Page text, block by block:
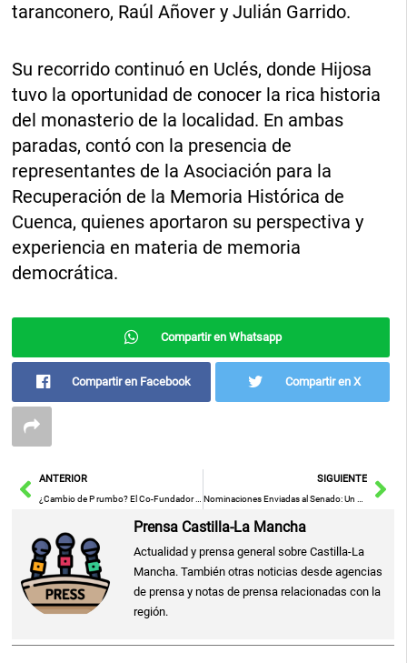
taranconero, Raúl Añover y Julián Garrido.
Su recorrido continuó en Uclés, donde Hijosa
tuvo la oportunidad de conocer la rica historia
del monasterio de la localidad. En ambas
paradas, contó con la presencia de
representantes de la Asociación para la
Recuperación de la Memoria Histórica de
Cuenca, quienes aportaron su perspectiva y
experiencia en materia de memoria
democrática.
Compartir en Whatsapp
Compartir en Facebook Compartir en X
AntANTERIOR
¿Cambio de P rumbo? El Co-Fundador de Home Depot Declara su Apoyo a Trump
SIGUIENTE
Nominaciones Enviadas al Senado: Un Paso Crítico en el Proceso de Confirmación
Prensa Castilla-La Mancha
Actualidad y prensa general sobre Castilla-La
Mancha. También otras noticias desde agencias
de prensa y notas de prensa relacionadas con la
región.